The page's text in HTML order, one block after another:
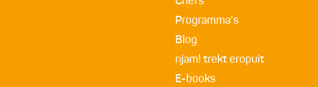
Programma's
Blog
njam! trekt eropuit
E-books